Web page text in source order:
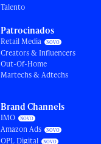
Talento
Patrocinados
Retail Media
Creators & Influencers
Out-Of-Home
Martechs & Adtechs
Brand Channels
IMO
Amazon Ads
OPL Digital